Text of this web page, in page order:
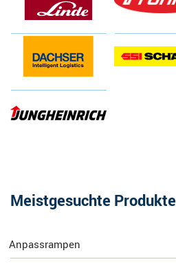
Meistgesuchte Produkte
Anpassrampen